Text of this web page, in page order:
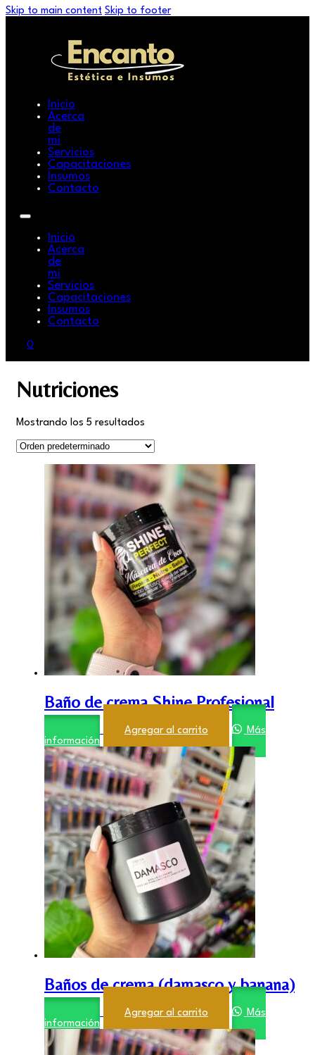
Skip to main content Skip to footer
Inicio
Acerca
de
mi
Servicios
Capacitaciones
Insumos
Contacto
Inicio
Acerca
de
mi
Servicios
Capacitaciones
Insumos
Contacto
0
Nutriciones
Mostrando los 5 resultados
Baño de crema Shine Profesional
Agregar al carrito
Más
información
Baños de crema (damasco y banana)
Agregar al carrito
Más
información